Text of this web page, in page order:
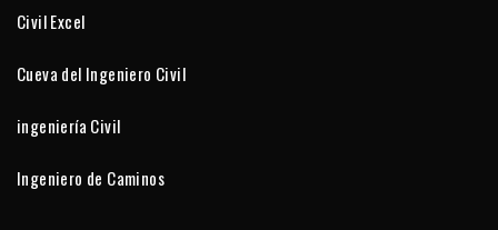
Civil Excel
Cueva del Ingeniero Civil
ingeniería Civil
Ingeniero de Caminos